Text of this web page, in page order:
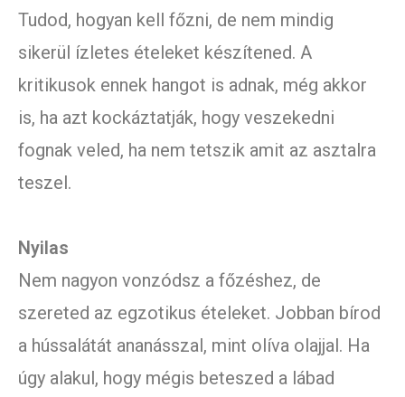
Tudod, hogyan kell főzni, de nem mindig
sikerül ízletes ételeket készítened. A
kritikusok ennek hangot is adnak, még akkor
is, ha azt kockáztatják, hogy veszekedni
fognak veled, ha nem tetszik amit az asztalra
teszel.
Nyilas
Nem nagyon vonzódsz a főzéshez, de
szereted az egzotikus ételeket. Jobban bírod
a hússalátát ananásszal, mint olíva olajjal. Ha
úgy alakul, hogy mégis beteszed a lábad